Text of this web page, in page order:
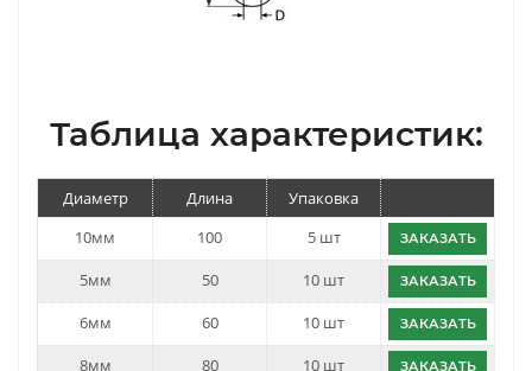
Таблица характеристик:
Диаметр Длина
Упаковка
10мм
100 5 шт ЗАКАЗАТЬ
5мм 50 10 шт ЗАКАЗАТЬ
6мм 60 10 шт ЗАКАЗАТЬ
8мм 80 10 шт ЗАКАЗАТЬ